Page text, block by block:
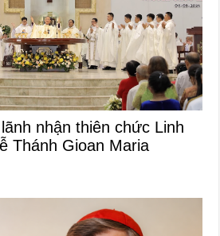
nhận thiên chức Linh
Thánh Gioan Maria